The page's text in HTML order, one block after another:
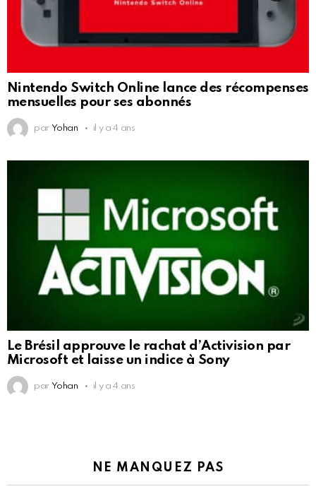
Nintendo Switch Online lance des récompenses
mensuelles pour ses abonnés
par Yohan il y a 4 ans
Le Brésil approuve le rachat d’Activision par
Microsoft et laisse un indice à Sony
par Yohan il y a 4 ans
NE MANQUEZ PAS